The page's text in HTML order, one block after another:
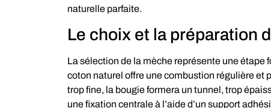
naturelle parfaite.
Le choix et la préparation
La sélection de la mèche représente une étape
coton naturel offre une combustion régulière et
trop fine, la bougie formera un tunnel, trop
une fixation centrale à l’aide d’un support